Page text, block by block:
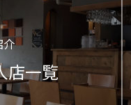
介
店一覧